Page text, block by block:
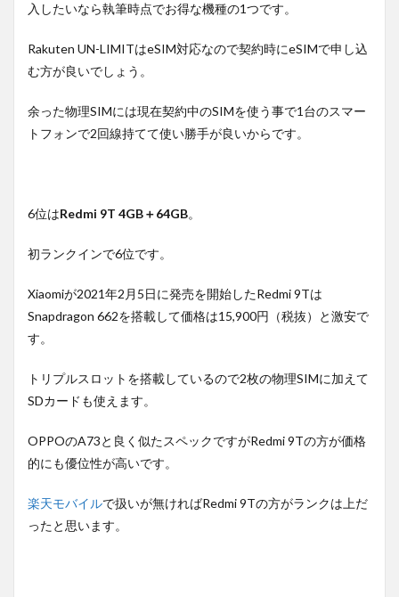
入したいなら執筆時点でお得な機種の1つです。
Rakuten UN-LIMITはeSIM対応なので契約時にeSIMで申し込
む方が良いでしょう。
余った物理SIMには現在契約中のSIMを使う事で1台のスマー
トフォンで2回線持てて使い勝手が良いからです。
6位はRedmi 9T 4GB＋64GB。
初ランクインで6位です。
Xiaomiが2021年2月5日に発売を開始したRedmi 9Tは
Snapdragon 662を搭載して価格は15,900円（税抜）と激安で
す。
トリプルスロットを搭載しているので2枚の物理SIMに加えて
SDカードも使えます。
OPPOのA73と良く似たスペックですがRedmi 9Tの方が価格
的にも優位性が高いです。
楽天モバイルで扱いが無ければRedmi 9Tの方がランクは上だ
ったと思います。